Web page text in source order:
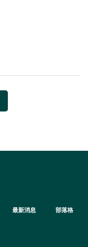
最新消息 部落格